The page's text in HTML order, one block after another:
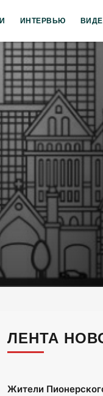
ИНТЕРВЬЮ
ЛЕНТА
Жители